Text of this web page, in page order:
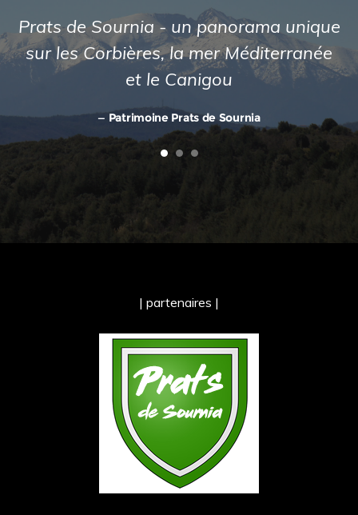
Prats de Sournia - un panorama unique
sur les Corbières, la mer Méditerranée
et le Canigou
Patrimoine Prats de Sournia
| partenaires |